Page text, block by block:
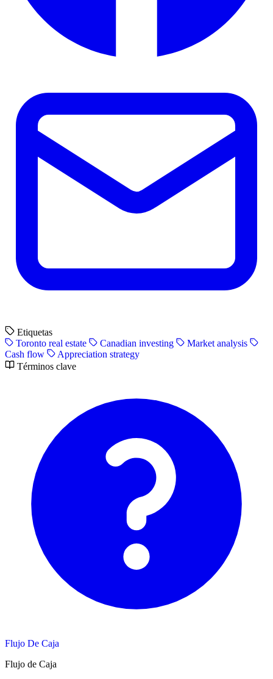
Etiquetas
Toronto real estate
Canadian investing
Market analysis
Cash flow
Appreciation strategy
Términos clave
Flujo De Caja
Flujo de Caja